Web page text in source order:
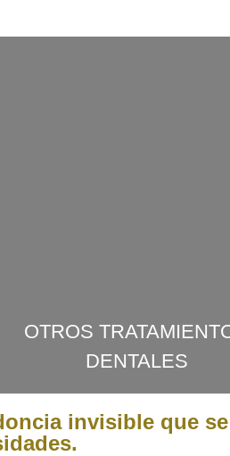
OTROS
DENTALES
invisible que se